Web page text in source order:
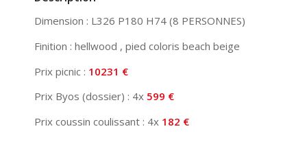
Dimension : L326 P180 H74 (8 PERSONNES)
Finition : hellwood , pied coloris beach beige
Prix picnic : 10231 €
Prix Byos (dossier) : 4x 599 €
Prix coussin coulissant : 4x 182 €